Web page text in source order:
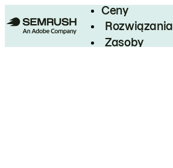
Ceny
Rozwiązania
Zasoby